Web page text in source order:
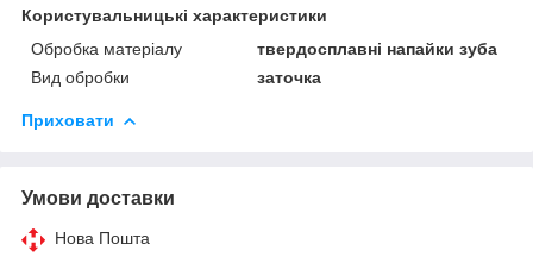
Користувальницькі характеристики
Обробка матеріалу
твердосплавні напайки зуба
Вид обробки
заточка
Приховати
Умови доставки
Нова Пошта